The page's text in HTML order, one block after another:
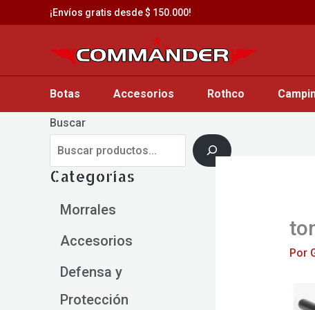
al
¡Envíos gratis desde $ 150.000!
Botas Accesorios Rothco
Buscar
Categorías
Morrales
Accesorios
Defensa y
Protección
Por